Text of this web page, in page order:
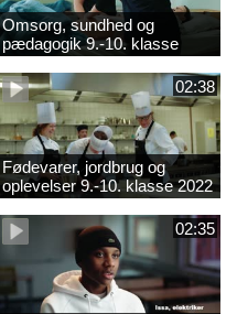
Omsorg, sundhed og
pædagogik 9.-10. klasse
2022
02:38
Fødevarer, jordbrug og
oplevelser 9.-10. klasse 2022
02:35